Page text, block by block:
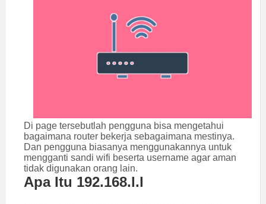
Di page tersebutlah pengguna bisa mengetahui
bagaimana router bekerja sebagaimana mestinya.
Dan pengguna biasanya menggunakannya untuk
mengganti sandi wifi beserta username agar aman
tidak digunakan orang lain.
Apa Itu 192.168.l.l